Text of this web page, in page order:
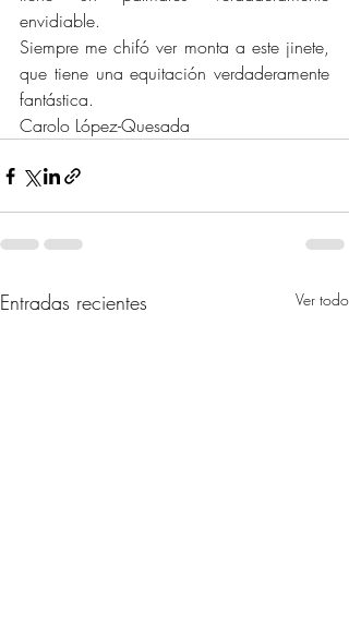
envidiable.
Siempre me chifó ver monta a este jinete,
que tiene una equitación verdaderamente
fantástica.
Carolo López-Quesada
Entradas recientes Ver todo